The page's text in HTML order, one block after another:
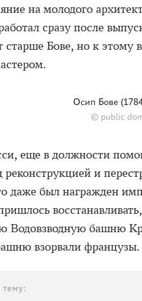
на молодого
сразу после
старше Бове, но к этому
Осип Бове
© public
еще в должности
реконструкцией и
даже был награжден
Водовзводную башню
взорвали французы.
тему: